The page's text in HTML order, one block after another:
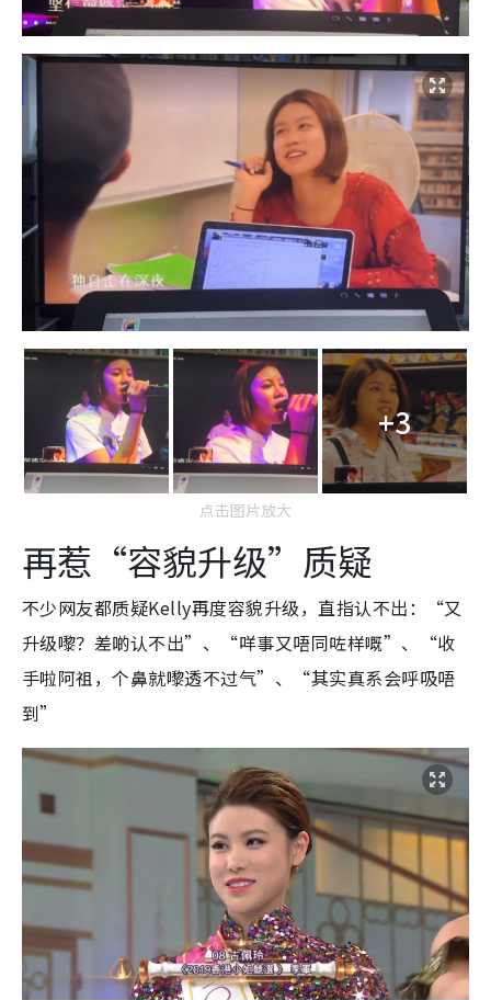
+3
点击图片放大
再惹“容貌升级”质疑
不少网友都质疑Kelly再度容貌升级，直指认不出：“又
升级嚟？差啲认不出”、“咩事又唔同咗样嘅”、“收
手啦阿祖，个鼻就嚟透不过气”、“其实真系会呼吸唔
到”